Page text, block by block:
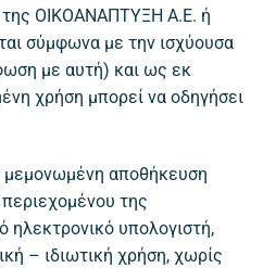
της ΟΙΚΟΑΝΑΠΤΥΞΗ Α.Ε. ή
σύμφωνα με την ισχύουσα
με αυτή) και ως εκ
χρήση μπορεί να οδηγήσει
μεμονωμένη αποθήκευση
της
ηλεκτρονικό υπολογιστή,
– ιδιωτική χρήση, χωρίς